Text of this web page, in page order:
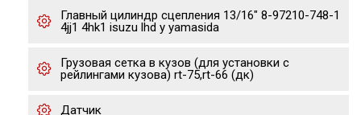
Главный цилиндр сцепления 13/16" 8-97210-748-1
4jj1 4hk1 isuzu lhd y yamasida
Грузовая сетка в кузов (для установки с
рейлингами кузова) rt-75,rt-66 (дк)
Датчик